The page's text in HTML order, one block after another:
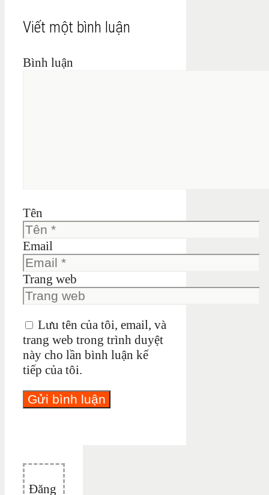
Viết một bình luận
Bình luận
Tên
Email
Trang web
Lưu tên của tôi, email, và
trang web trong trình duyệt
này cho lần bình luận kế
tiếp của tôi.
Đăng